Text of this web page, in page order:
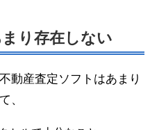
り存在しない
動産査定ソフトはあまり
、